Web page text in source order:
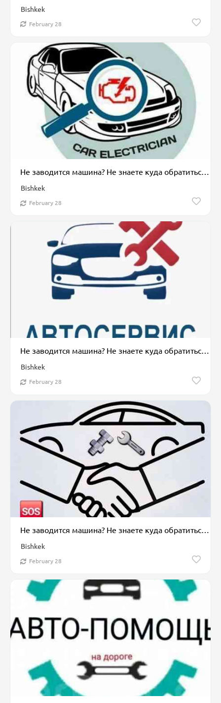
Bishkek
February 28
Bishkek
February 28
Не заводится машина? Не знаете куда обратиться? Не переживайте выход
Bishkek
February 28
Bishkek
February 28